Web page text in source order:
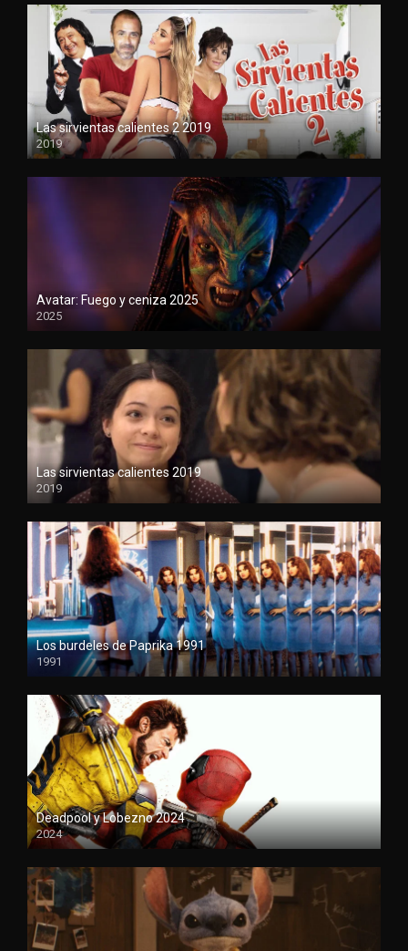
Las sirvientas calientes 2 2019
2019
720
Avatar: Fuego y ceniza 2025
2025
1080P
Las sirvientas calientes 2019
2019
1080P
Los burdeles de Paprika 1991
1991
1080P
Deadpool y Lobezno 2024
2024
HDCAM